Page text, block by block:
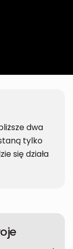
dwa
tylko
się działa